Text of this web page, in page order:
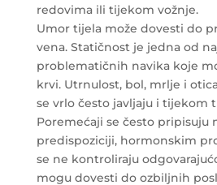
redovima ili tijekom vožnje.
Umor tijela može dovesti do
vena. Statičnost je jedna od
problematičnih navika koje
krvi. Utrnulost, bol, mrlje i
se vrlo često javljaju i tijekom
Poremećaji se često pripisuju
predispoziciji, hormonskim
se ne kontroliraju
mogu dovesti do ozbiljnih